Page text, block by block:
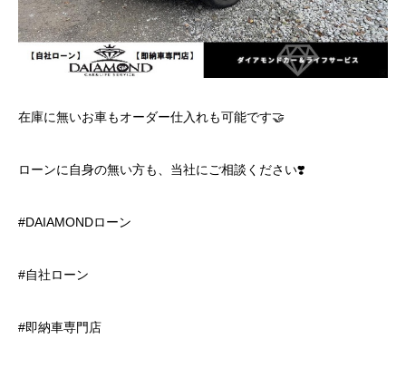
在庫に無いお車もオーダー仕入れも可能です🤝
ローンに自身の無い方も、当社にご相談ください❣️
#DAIAMONDローン
#自社ローン
#即納車専門店